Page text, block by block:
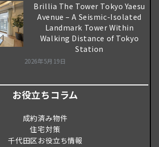
Brillia The Tower Tokyo Yaesu
Avenue – A Seismic-Isolated
Landmark Tower Within
Walking Distance of Tokyo
Station
2026年5月19日
お役立ちコラム
成約済み物件
住宅対策
千代田区お役立ち情報